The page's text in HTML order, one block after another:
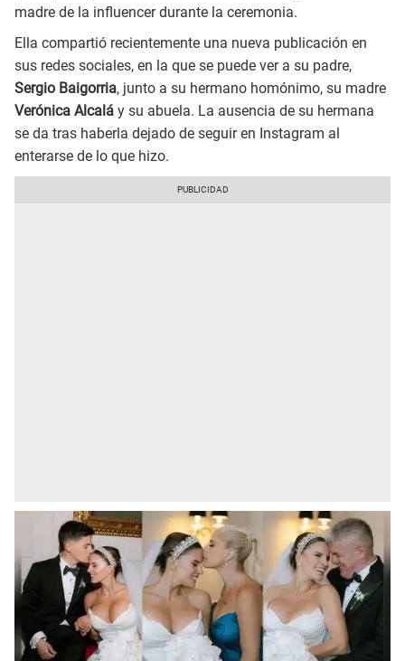
madre de la influencer durante la ceremonia.
Ella compartió recientemente una nueva publicación en
sus redes sociales, en la que se puede ver a su padre,
Sergio Baigorria, junto a su hermano homónimo, su madre
Verónica Alcalá y su abuela. La ausencia de su hermana
se da tras haberla dejado de seguir en Instagram al
enterarse de lo que hizo.